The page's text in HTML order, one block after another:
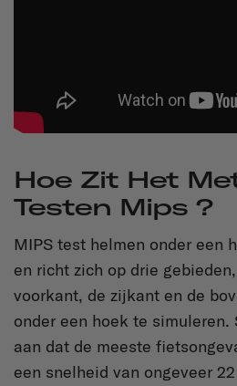
Hoe Zit Het
Testen Mips ?
MIPS test helmen onder een
en richt zich op drie
voorkant, de zijkant en de
onder een hoek te
aan dat de meeste
een snelheid van ongeveer